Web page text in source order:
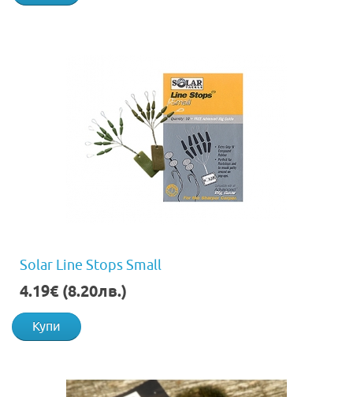
Solar Line Stops Small
4.19€ (8.20лв.)
Купи